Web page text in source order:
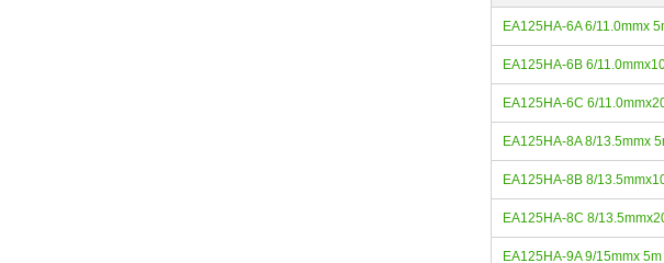
EA125HA-6A 6/11.0mmx
EA125HA-6B 6/
EA125HA-6C 6/
EA125HA-8A 8/13.5mmx
EA125HA-8B 8/
EA125HA-8C 8/
EA125HA-9A 9/15mmx